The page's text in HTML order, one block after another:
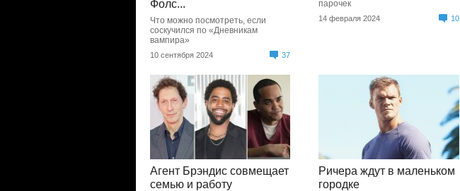
Фолс...
Что можно посмотреть, если
соскучился по «Дневникам
вампира»
10 сентября 2024 37
парочек
14 февраля 2024 10
Агент Брэндис совмещает
семью и работу
Ричера ждут в маленьком
городке